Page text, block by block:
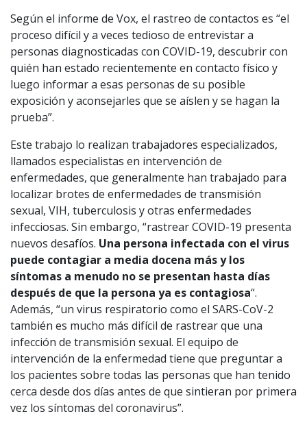
Según el informe de Vox, el rastreo de contactos es “el
proceso difícil y a veces tedioso de entrevistar a
personas diagnosticadas con COVID-19, descubrir con
quién han estado recientemente en contacto físico y
luego informar a esas personas de su posible
exposición y aconsejarles que se aíslen y se hagan la
prueba”.
Este trabajo lo realizan trabajadores especializados,
llamados especialistas en intervención de
enfermedades, que generalmente han trabajado para
localizar brotes de enfermedades de transmisión
sexual, VIH, tuberculosis y otras enfermedades
infecciosas. Sin embargo, “rastrear COVID-19 presenta
nuevos desafíos. Una persona infectada con el virus
puede contagiar a media docena más y los
síntomas a menudo no se presentan hasta días
después de que la persona ya es contagiosa“.
Además, “un virus respiratorio como el SARS-CoV-2
también es mucho más difícil de rastrear que una
infección de transmisión sexual. El equipo de
intervención de la enfermedad tiene que preguntar a
los pacientes sobre todas las personas que han tenido
cerca desde dos días antes de que sintieran por primera
vez los síntomas del coronavirus”.